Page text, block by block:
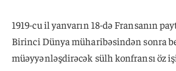
1919-cu il yanvarın 18-də Fransanın
Birinci Dünya müharibəsindən sonra
müəyyənləşdirəcək sülh konfransı öz